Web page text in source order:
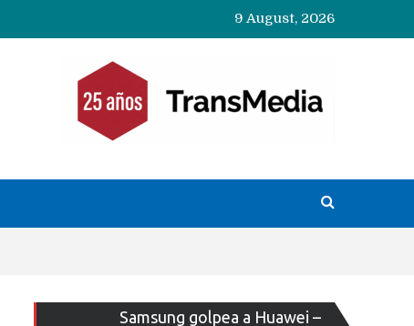
9 August, 2026
Samsung golpea a Huawei –